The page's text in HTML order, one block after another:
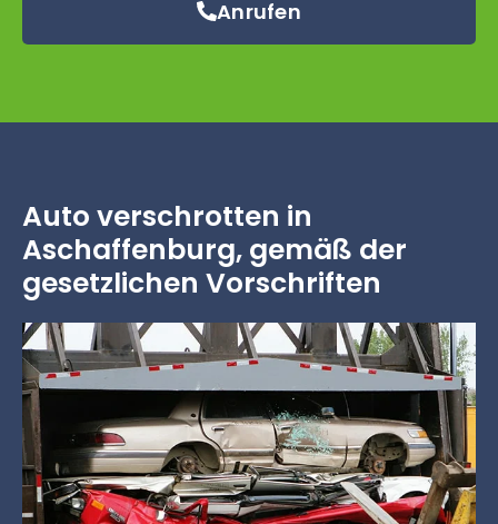
Anrufen
Auto verschrotten in
Aschaffenburg, gemäß der
gesetzlichen Vorschriften